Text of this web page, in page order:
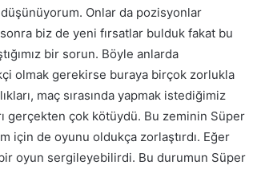
Onlar da pozisyonlar
biz de yeni fırsatlar bulduk fakat bu
bir sorun. Böyle anlarda
olmak gerekirse buraya birçok zorlukla
maç sırasında yapmak istediğimiz
gerçekten çok kötüydü. Bu zeminin Süper
için de oyunu oldukça zorlaştırdı. Eğer
oyun sergileyebilirdi. Bu durumun Süper